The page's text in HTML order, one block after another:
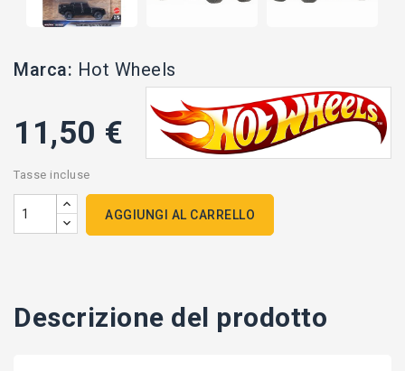
Marca: Hot Wheels
11,50 €
Tasse incluse
AGGIUNGI AL CARRELLO
Descrizione del prodotto